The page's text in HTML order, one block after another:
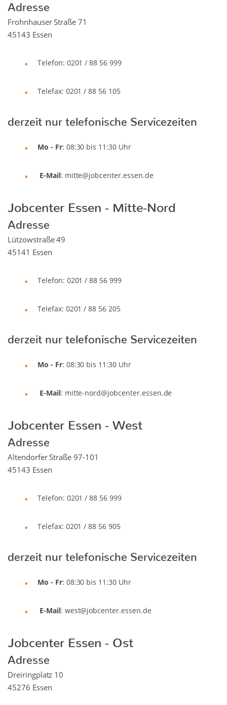
Adresse
Frohnhauser Straße 71
45143 Essen
Telefon: 0201 / 88 56 999
Telefax: 0201 / 88 56 105
derzeit nur telefonische Servicezeiten
Mo - Fr: 08:30 bis 11:30 Uhr
E-Mail: mitte@jobcenter.essen.de
Jobcenter Essen - Mitte-Nord
Adresse
Lützowstraße 49
45141 Essen
Telefon: 0201 / 88 56 999
Telefax: 0201 / 88 56 205
derzeit nur telefonische Servicezeiten
Mo - Fr: 08:30 bis 11:30 Uhr
E-Mail: mitte-nord@jobcenter.essen.de
Jobcenter Essen - West
Adresse
Altendorfer Straße 97-101
45143 Essen
Telefon: 0201 / 88 56 999
Telefax: 0201 / 88 56 905
derzeit nur telefonische Servicezeiten
Mo - Fr: 08:30 bis 11:30 Uhr
E-Mail: west@jobcenter.essen.de
Jobcenter Essen - Ost
Adresse
Dreiringplatz 10
45276 Essen